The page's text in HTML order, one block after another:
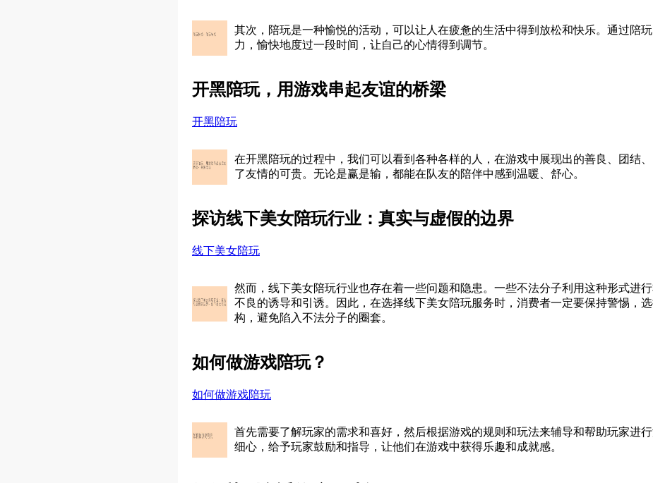
其次，陪玩是一种愉悦的活动，可以让人在疲惫的生活中得到放松和快乐。通过陪
力，愉快地度过一段时间，让自己的心情得到调节。
开黑陪玩，用游戏串起友谊的桥梁
开黑陪玩
在开黑陪玩的过程中，我们可以看到各种各样的人，在游戏中展现出的善良、团结
了友情的可贵。无论是赢是输，都能在队友的陪伴中感到温暖、舒心。
探访线下美女陪玩行业：真实与虚假的边界
线下美女陪玩
然而，线下美女陪玩行业也存在着一些问题和隐患。一些不法分子利用这种形式进
不良的诱导和引诱。因此，在选择线下美女陪玩服务时，消费者一定要保持警惕，
构，避免陷入不法分子的圈套。
如何做游戏陪玩？
如何做游戏陪玩
首先需要了解玩家的需求和喜好，然后根据游戏的规则和玩法来辅导和帮助玩家进行
细心，给予玩家鼓励和指导，让他们在游戏中获得乐趣和成就感。